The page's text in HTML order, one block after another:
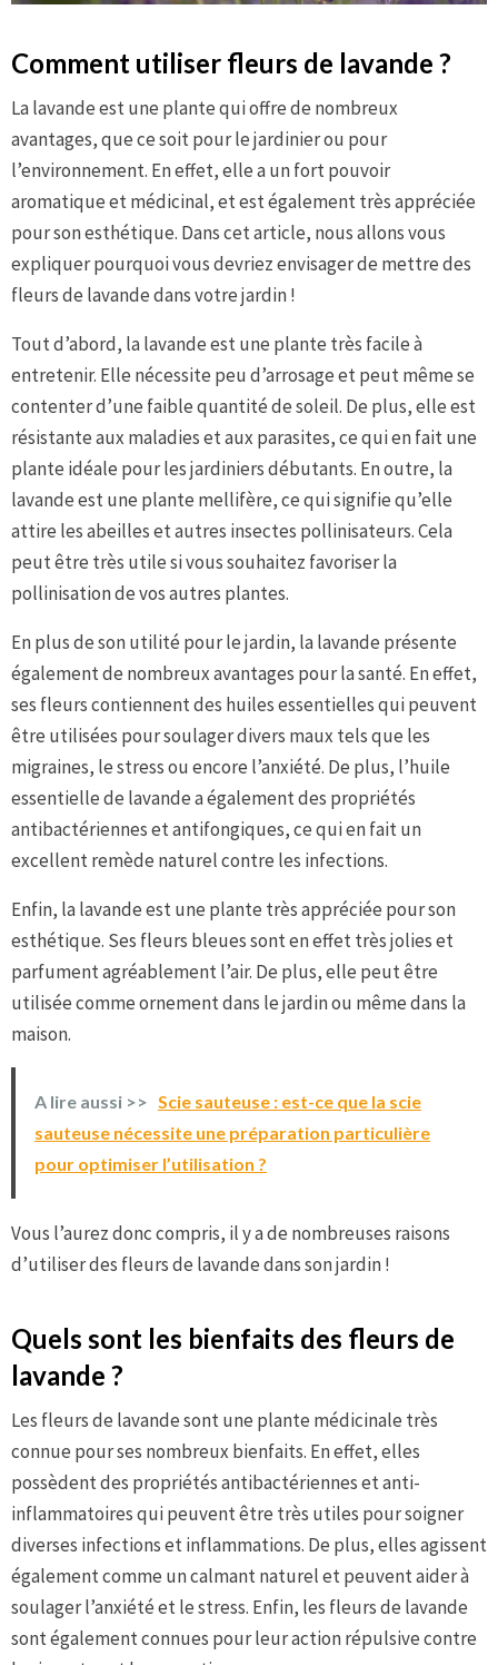
Comment utiliser fleurs de lavande ?
La lavande est une plante qui offre de nombreux
avantages, que ce soit pour le jardinier ou pour
l’environnement. En effet, elle a un fort pouvoir
aromatique et médicinal, et est également très appréciée
pour son esthétique. Dans cet article, nous allons vous
expliquer pourquoi vous devriez envisager de mettre des
fleurs de lavande dans votre jardin !
Tout d’abord, la lavande est une plante très facile à
entretenir. Elle nécessite peu d’arrosage et peut même se
contenter d’une faible quantité de soleil. De plus, elle est
résistante aux maladies et aux parasites, ce qui en fait une
plante idéale pour les jardiniers débutants. En outre, la
lavande est une plante mellifère, ce qui signifie qu’elle
attire les abeilles et autres insectes pollinisateurs. Cela
peut être très utile si vous souhaitez favoriser la
pollinisation de vos autres plantes.
En plus de son utilité pour le jardin, la lavande présente
également de nombreux avantages pour la santé. En effet,
ses fleurs contiennent des huiles essentielles qui peuvent
être utilisées pour soulager divers maux tels que les
migraines, le stress ou encore l’anxiété. De plus, l’huile
essentielle de lavande a également des propriétés
antibactériennes et antifongiques, ce qui en fait un
excellent remède naturel contre les infections.
Enfin, la lavande est une plante très appréciée pour son
esthétique. Ses fleurs bleues sont en effet très jolies et
parfument agréablement l’air. De plus, elle peut être
utilisée comme ornement dans le jardin ou même dans la
maison.
A lire aussi >> Scie sauteuse : est-ce que la scie
sauteuse nécessite une préparation particulière
pour optimiser l’utilisation ?
Vous l’aurez donc compris, il y a de nombreuses raisons
d’utiliser des fleurs de lavande dans son jardin !
Quels sont les bienfaits des fleurs de
lavande ?
Les fleurs de lavande sont une plante médicinale très
connue pour ses nombreux bienfaits. En effet, elles
possèdent des propriétés antibactériennes et anti-
inflammatoires qui peuvent être très utiles pour soigner
diverses infections et inflammations. De plus, elles agissent
également comme un calmant naturel et peuvent aider à
soulager l’anxiété et le stress. Enfin, les fleurs de lavande
sont également connues pour leur action répulsive contre